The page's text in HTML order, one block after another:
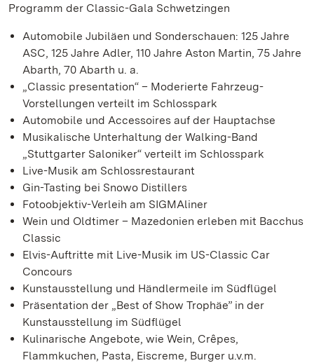
Programm der Classic-Gala Schwetzingen
Automobile Jubiläen und Sonderschauen: 125 Jahre
ASC, 125 Jahre Adler, 110 Jahre Aston Martin, 75 Jahre
Abarth, 70 Abarth u. a.
„Classic presentation“ – Moderierte Fahrzeug-
Vorstellungen verteilt im Schlosspark
Automobile und Accessoires auf der Hauptachse
Musikalische Unterhaltung der Walking-Band
„Stuttgarter Saloniker“ verteilt im Schlosspark
Live-Musik am Schlossrestaurant
Gin-Tasting bei Snowo Distillers
Fotoobjektiv-Verleih am SIGMAliner
Wein und Oldtimer – Mazedonien erleben mit Bacchus
Classic
Elvis-Auftritte mit Live-Musik im US-Classic Car
Concours
Kunstausstellung und Händlermeile im Südflügel
Präsentation der „Best of Show Trophäe” in der
Kunstausstellung im Südflügel
Kulinarische Angebote, wie Wein, Crêpes,
Flammkuchen, Pasta, Eiscreme, Burger u.v.m.